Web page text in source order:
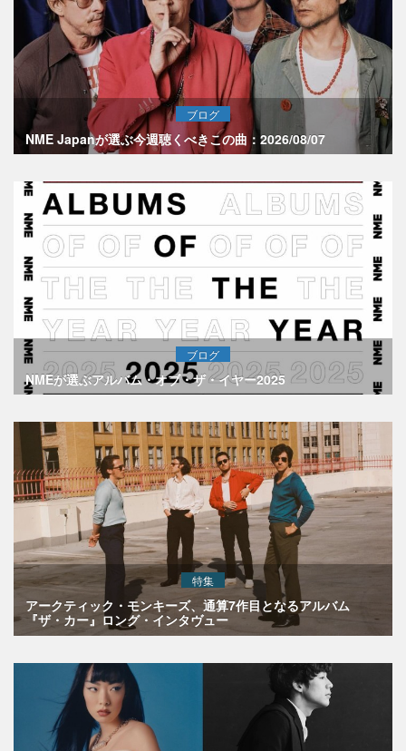
ブログ
NME Japanが選ぶ今週聴くべきこの曲：2026/08/07
ブログ
NMEが選ぶアルバム・オブ・ザ・イヤー2025
特集
アークティック・モンキーズ、通算7作目となるアルバム
『ザ・カー』ロング・インタヴュー